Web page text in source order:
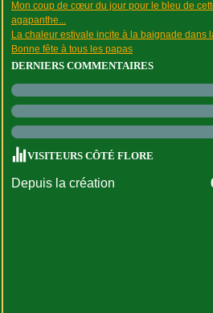
Mon coup de cœur du jour pour le bleu de
agapanthe...
La chaleur estivale incite à la baignade dans
Bonne fête à tous les papas
DERNIERS COMMENTAIRES
VISITEURS CÔTÉ FLORE
Depuis la création